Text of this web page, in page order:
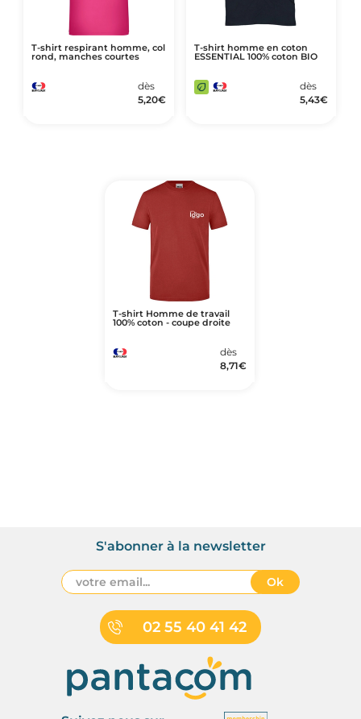
T-shirt respirant homme, col
rond, manches courtes
dès
5,20€
T-shirt homme en coton
ESSENTIAL 100% coton BIO
dès
5,43€
T-shirt Homme de travail
100% coton - coupe droite
dès
8,71€
02 55 40 41 42
S'abonner à la newsletter
Ok